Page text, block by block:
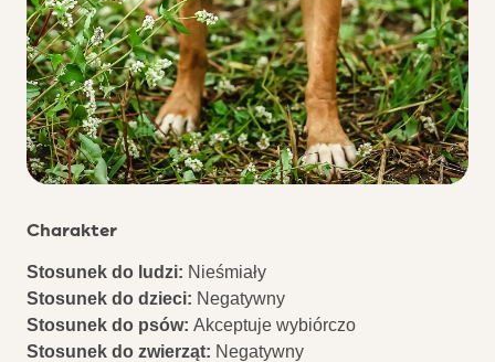
Charakter
Stosunek do ludzi: Nieśmiały
Stosunek do dzieci: Negatywny
Stosunek do psów: Akceptuje wybiórczo
Stosunek do zwierząt: Negatywny